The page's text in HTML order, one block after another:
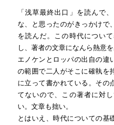
「浅草最終出口」を読んで
な、と思ったのがきっかけで
を読んだ。この時代につい
し、著者の文章になんら熱意を
エノケンとロッパの出自の違
の範囲で二人がそこに確執を
に立って書かれている。その
てないので、この著者に対
い。文章も拙い。
とはいえ、時代についての基